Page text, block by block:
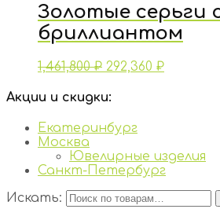
Золотые серьги
бриллиантом
1,461,800₽ 292,360 ₽
Акции и скидки:
Екатеринбург
Москва
Ювелирные изделия
Санкт-Петербург
Искать: